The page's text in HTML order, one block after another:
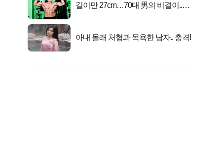
길이만 27cm…70대 男의 비결이..충
아내 몰래 처형과 목욕한 남자.. 충격!